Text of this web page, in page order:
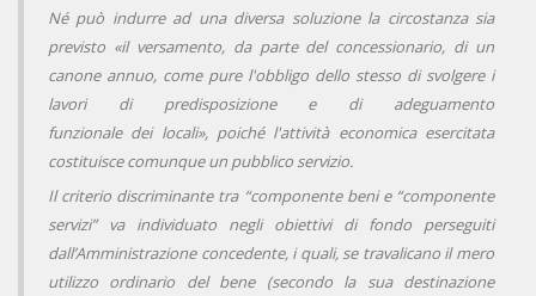
Né può indurre ad una diversa soluzione la circostanza sia
previsto «il versamento, da parte del concessionario, di un
canone annuo, come pure l'obbligo dello stesso di svolgere i
lavori di predisposizione e di adeguamento
funzionale dei locali», poiché l'attività economica esercitata
costituisce comunque un pubblico servizio.
Il criterio discriminante tra “componente beni e “componente
servizi” va individuato negli obiettivi di fondo perseguiti
dall’Amministrazione concedente, i quali, se travalicano il mero
utilizzo ordinario del bene (secondo la sua destinazione